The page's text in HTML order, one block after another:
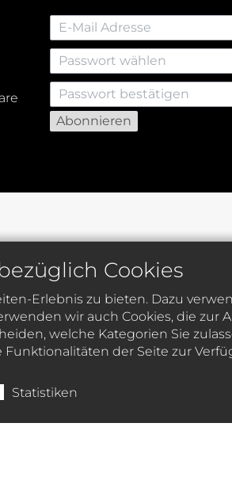
Cookies
Erlebnis zu bieten. Dazu
wir auch Cookies, die zur
welche Kategorien Sie
der Seite zur
Statistiken
Email Address
Pick a password
Confirm password